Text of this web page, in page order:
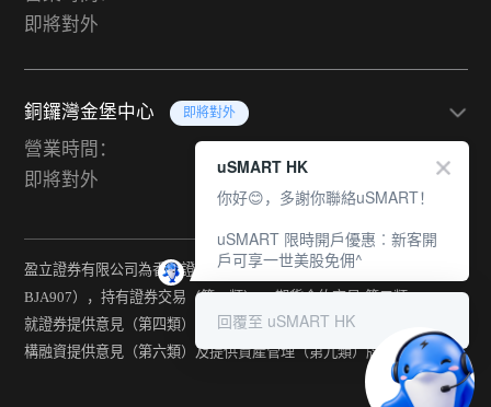
即將對外
銅鑼灣金堡中心 即將對外
營業時間：
即將對外
盈立證券有限公司為香港證監會持牌法團（中央編號：
BJA907），持有證券交易（第一類） 、期貨合約交易(第二類) 、
就證券提供意見（第四類） 、就期貨合約提供意見(第五類) 、就機
構融資提供意見（第六類）及提供資產管理（第九類）牌照。
uSMART HK
你好😊，多謝你聯絡uSMART！
uSMART 限時開戶優惠︰新客開
戶可享一世美股免佣^
回覆至 uSMART HK